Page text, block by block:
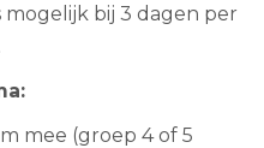
bij 3 dagen per
mee (groep 4 of 5